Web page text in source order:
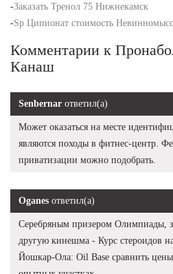
-Заказать Тренол 75 Нижнекамск
-Sp Ципионат стоимость
Комментарии к
Канаш
Senbernar ответил(а)
Может оказаться на месте
являются походы в фитнес-центр.
приватизации можно подобрать.
Oganes ответил(а)
Серебряным призером Олимпиады,
другую кинешма - Курс стероидов
Йошкар-Ола: Oil Base сравнить